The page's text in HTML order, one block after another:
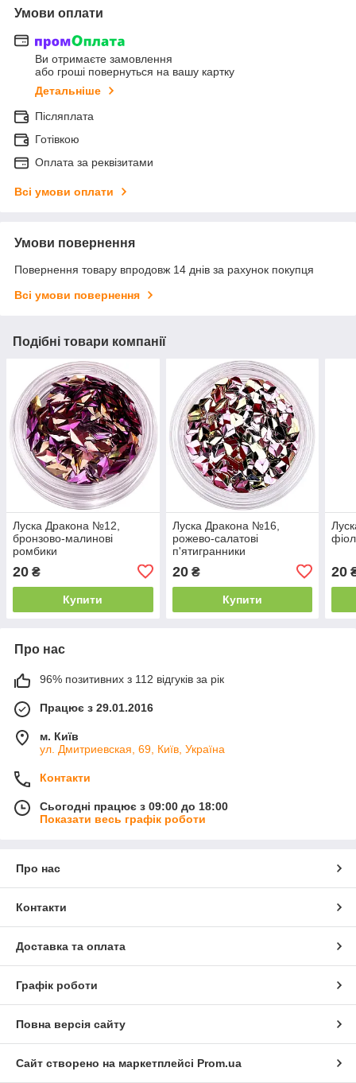
Умови оплати
Ви отримаєте замовлення
або гроші повернуться на вашу картку
Детальніше
Післяплата
Готівкою
Оплата за реквізитами
Всі умови оплати
Умови повернення
Повернення товару впродовж 14 днів за рахунок покупця
Всі умови повернення
Подібні товари компанії
Луска Дракона №12,
бронзово-малинові
ромбики
20 ₴
Купити
Луска Дракона №16,
рожево-салатові
п'ятигранники
20₴
Купити
20
Про нас
96% позитивних з 112 відгуків за рік
Працює з 29.01.2016
м. Київ
ул. Дмитриевская, 69, Київ, Україна
Контакти
Сьогодні працює з 09:00 до 18:00
Показати весь графік роботи
Про нас
Контакти
Доставка та оплата
Графік роботи
Повна версія сайту
Сайт створено на маркетплейсі Prom.ua